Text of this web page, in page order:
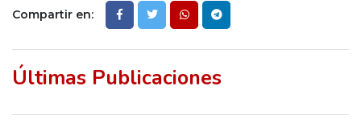
Compartir en:
Últimas Publicaciones